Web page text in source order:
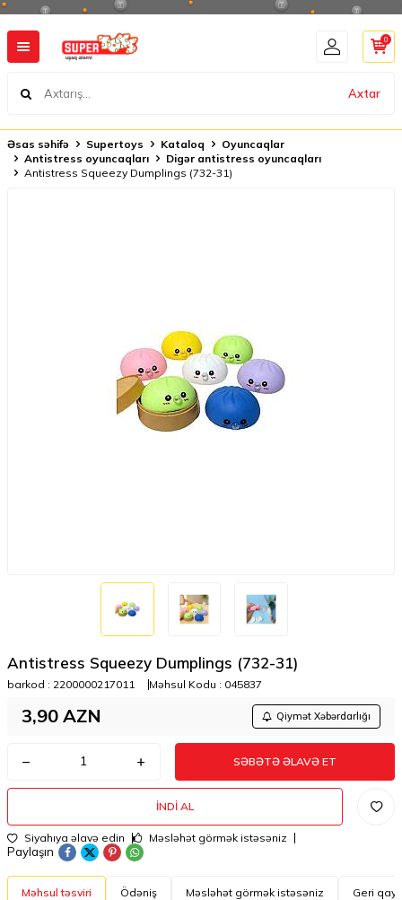
Axtar
0
Əsas səhifə Supertoys Kataloq
Oyuncaqlar
Antistress oyuncaqları
Digər antistress oyuncaqları
Antistress Squeezy Dumplings (732-31)
Antistress Squeezy Dumplings (732-31)
barkod : 2200000217011 Məhsul Kodu : 045837
3,90 AZN Qiymət Xəbərdarlığı
SƏBƏTƏ ƏLAVƏ ET
İNDI AL
Siyahıya əlavə edin Məsləhət görmək istəsəniz
Paylaşın
Məhsul təsviri Ödəniş Məsləhət görmək istəsəniz Geri